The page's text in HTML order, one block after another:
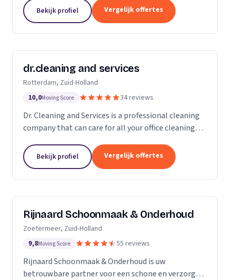
technieken en moderne machines, onderscheiden
we ons door het leveren van...
Bekijk profiel Vergelijk offertes
dr.cleaning and services
Rotterdam, Zuid-Holland
10,0Moving Score 34 reviews
Dr. Cleaning and Services is a professional cleaning
company that can care for all your office cleaning
general cleaning to deep cleaning, so you can...
Bekijk profiel Vergelijk offertes
Rijnaard Schoonmaak & Onderhoud
Zoetermeer, Zuid-Holland
9,8Moving Score 55 reviews
Rijnaard Schoonmaak & Onderhoud is uw
betrouwbare partner voor een schone en verzorgde